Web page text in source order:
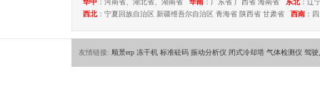
华中 ：河南省、湖北省、湖南省 华南 ：广东省 广西省 海南省 东北：辽
西北：宁夏回族自治区 新疆维吾尔自治区 青海省 陕西省 甘肃省 西南 ：
友情链接: 顺景erp 冻干机 标准砝码 振动分析仪 闭式冷却塔 气体检测仪 驾驶